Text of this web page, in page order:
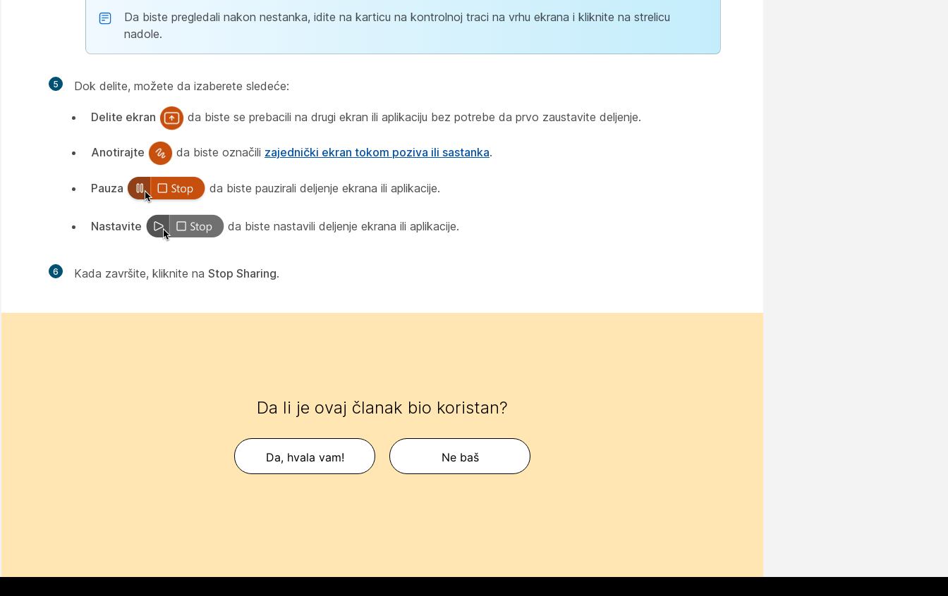
Da biste pregledali nakon nestanka, idite na karticu na kontrolnoj traci na vrhu ekrana i kliknite na strelicu
nadole.
5 Dok delite, možete da izaberete sledeće:
Delite ekran da biste se prebacili na drugi ekran ili aplikaciju bez potrebe da prvo zaustavite deljenje.
Anotirajte da biste označili zajednički ekran tokom poziva ili sastanka.
Pauza da biste pauzirali deljenje ekrana ili aplikacije.
Nastavite da biste nastavili deljenje ekrana ili aplikacije.
6 Kada završite, kliknite na Stop Sharing.
Da li je ovaj članak bio koristan?
Da, hvala vam! Ne baš